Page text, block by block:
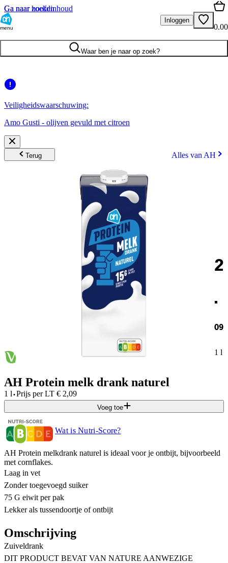
Ga naar hoofdinhoud
Ga naar zoeken
menu
Inloggen
0.00
Waar ben je naar op zoek?
Veiligheidswaarschuwing:
Amo Gusti - olijven gevuld met citroen
Terug Alles van AH
2
.
09
1 l
AH Protein melk drank naturel
1 l·Prijs per LT € 2,09
Voeg toe
Wat is Nutri-Score?
AH Protein melkdrank naturel is ideaal voor je ontbijt, bijvoorbeeld
met cornflakes.
Laag in vet
Zonder toegevoegd suiker
75 G eiwit per pak
Lekker als tussendoortje of ontbijt
Omschrijving
Zuiveldrank
DIT PRODUCT BEVAT VAN NATURE AANWEZIGE